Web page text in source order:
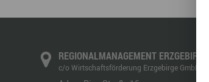
REGIONALMANAGEMENT ERZGEBIRGE
c/o Wirtschaftsförderung Erzgebirge GmbH